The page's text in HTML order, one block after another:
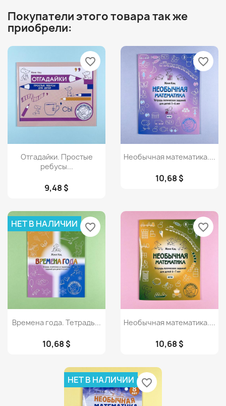
Покупатели этого товара так же
приобрели:
Просмотр
Отгадайки. Простые
ребусы...
9,48 $
favorite_border
Просмотр
Необычная математика....
10,68 $
favorite_border
Просмотр
Времена года. Тетрадь...
10,68 $
НЕТ В НАЛИЧИИ favorite_border
Просмотр
Необычная математика....
10,68 $
favorite_border
НЕТ В НАЛИЧИИ favorite_border